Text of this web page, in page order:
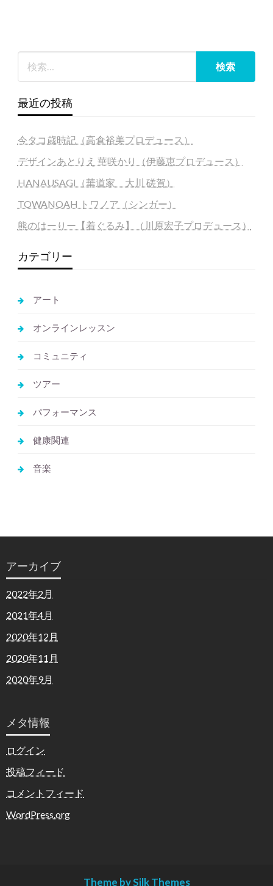
最近の投稿
今タコ歳時記（高倉裕美プロデュース）
デザインあとりえ 華咲かり（伊藤恵プロデュース）
HANAUSAGI（華道家 大川 磋賀）
TOWANOAH トワノア（シンガー）
熊のはーりー【着ぐるみ】（川原宏子プロデュース）
カテゴリー
アート
オンラインレッスン
コミュニティ
ツアー
パフォーマンス
健康関連
音楽
アーカイブ
2022年2月
2021年4月
2020年12月
2020年11月
2020年9月
メタ情報
ログイン
投稿フィード
コメントフィード
WordPress.org
Theme by Silk Themes